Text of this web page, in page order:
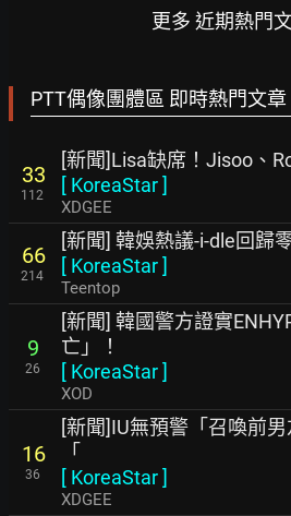
更多 近期熱門
PTT偶像團體區 即時熱門文章
33
112
[新聞]Lisa缺席！Jisoo、
[ KoreaStar]
XDGEE
66
214
[新聞] 韓娛熱議-i-dle回歸
[ KoreaStar]
Teentop
9
26
[新聞] 韓國警方證實
亡」！
[ KoreaStar]
XOD
16
36
[新聞]IU無預警「召喚前
「
[ KoreaStar]
XDGEE